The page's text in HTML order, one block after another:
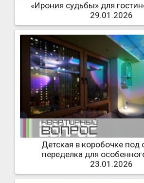
«Ирония судьбы» для
29.01.2026
Детская в коробочке под
переделка для
23.01.2026